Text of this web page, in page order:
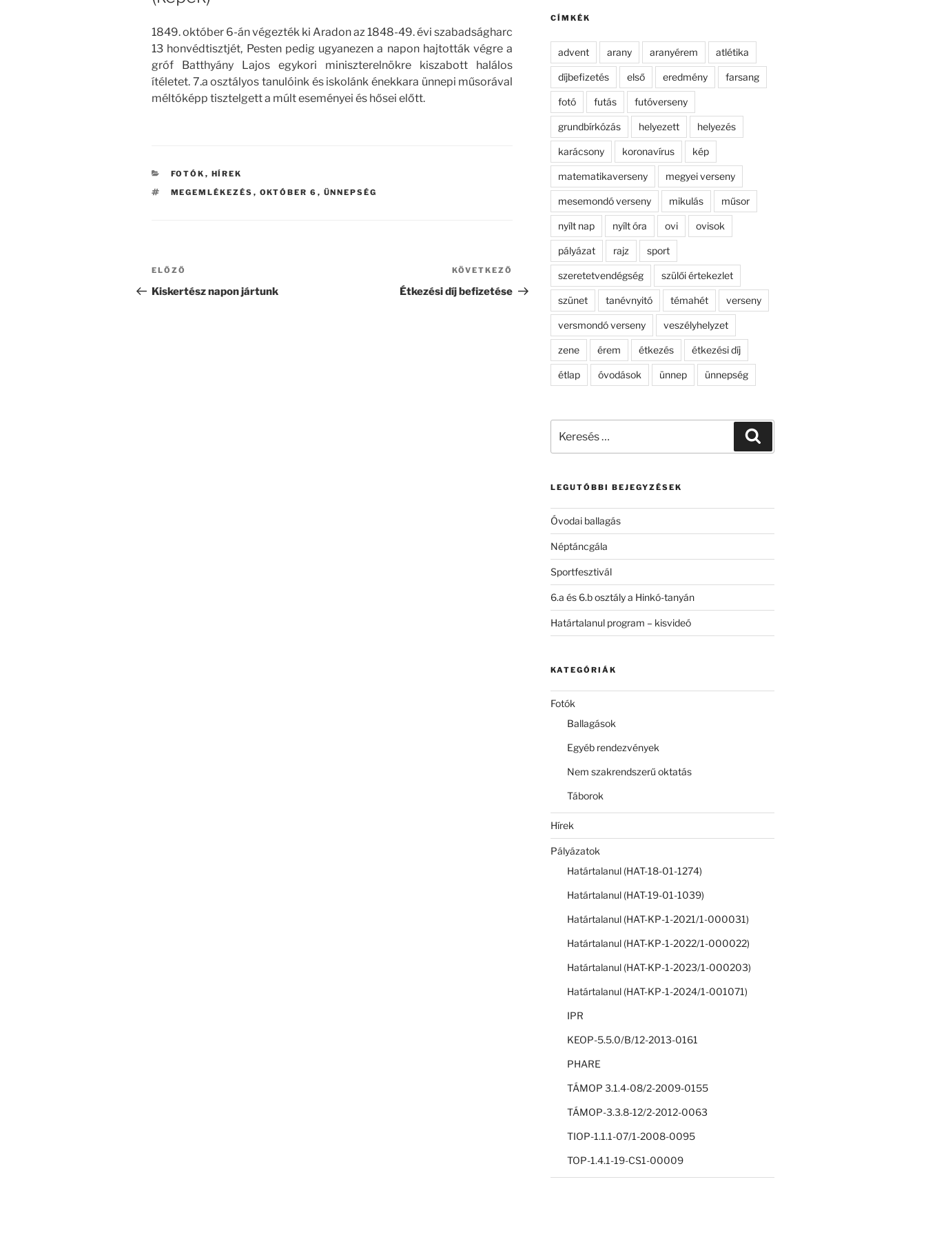
1849. október 6-án végezték ki Aradon az 1848-49. évi szabadságharc
13 honvédtisztjét, Pesten pedig ugyanezen a napon hajtották végre a
gróf Batthyány Lajos egykori miniszterelnökre kiszabott halálos
ítéletet. 7.a osztályos tanulóink és iskolánk énekkara ünnepi műsorával
méltóképp tisztelgett a múlt eseményei és hősei előtt.
KATEGÓRIÁK
FOTÓK , HÍREK
CÍMKÉK
MEGEMLÉKEZÉS , OKTÓBER 6 , ÜNNEPSÉG
Bejegyzés
navigáció
Korábbi
bejegyzés
ELŐZŐ
Kiskertész napon jártunk
Következő
bejegyzés
KÖVETKEZŐ
Étkezési díj befizetése
CÍMKÉK
advent arany aranyérem atlétika
díjbefizetés első eredmény farsang
fotó futás futóverseny
grundbírkózás helyezett helyezés
karácsony koronavírus kép
matematikaverseny megyei verseny
mesemondó verseny mikulás műsor
nyílt nap nyílt óra ovi ovisok
pályázat rajz sport
szeretetvendégség szülői értekezlet
szünet tanévnyitó témahét verseny
versmondó verseny veszélyhelyzet
zene érem étkezés étkezési díj
étlap óvodások ünnep ünnepség
következő
LEGUTÓBBI BEJEGYZÉSEK
Óvodai ballagás
Néptáncgála
Sportfesztivál
6.a és 6.b osztály a Hinkó-tanyán
Határtalanul program – kisvideó
KATEGÓRIÁK
Fotók
Ballagások
Egyéb rendezvények
Nem szakrendszerű oktatás
Táborok
Hírek
Pályázatok
Határtalanul (HAT-18-01-1274)
Határtalanul (HAT-19-01-1039)
Határtalanul (HAT-KP-1-2021/1-000031)
Határtalanul (HAT-KP-1-2022/1-000022)
Határtalanul (HAT-KP-1-2023/1-000203)
Határtalanul (HAT-KP-1-2024/1-001071)
IPR
KEOP-5.5.0/B/12-2013-0161
PHARE
TÁMOP 3.1.4-08/2-2009-0155
TÁMOP-3.3.8-12/2-2012-0063
TIOP-1.1.1-07/1-2008-0095
TOP-1.4.1-19-CS1-00009